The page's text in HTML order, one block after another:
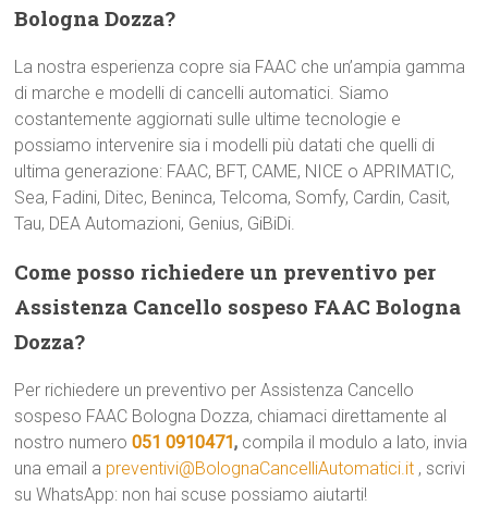
Bologna Dozza?
La nostra esperienza copre sia FAAC che un’ampia gamma
di marche e modelli di cancelli automatici. Siamo
costantemente aggiornati sulle ultime tecnologie e
possiamo intervenire sia i modelli più datati che quelli di
ultima generazione: FAAC, BFT, CAME, NICE o APRIMATIC,
Sea, Fadini, Ditec, Beninca, Telcoma, Somfy, Cardin, Casit,
Tau, DEA Automazioni, Genius, GiBiDi.
Come posso richiedere un preventivo per
Assistenza Cancello sospeso FAAC Bologna
Dozza?
Per richiedere un preventivo per Assistenza Cancello
sospeso FAAC Bologna Dozza, chiamaci direttamente al
nostro numero051 0910471, compila il modulo a lato, invia
una email a preventivi@BolognaCancelliAutomatici.it , scrivi
su WhatsApp: non hai scuse possiamo aiutarti!